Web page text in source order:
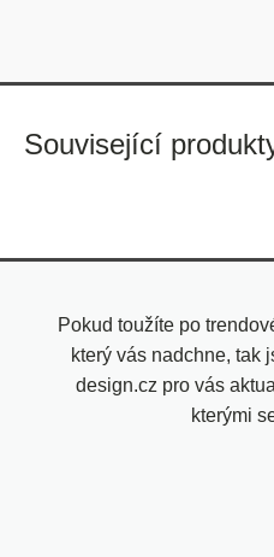
Související
Pokud toužíte po
který vás nadchne, tak
design.cz pro vás
kterými